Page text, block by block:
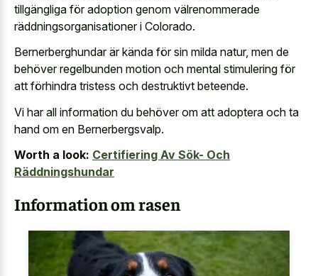
tillgängliga för adoption genom välrenommerade
räddningsorganisationer i Colorado.
Bernerberghundar är kända för sin milda natur, men de
behöver regelbunden motion och mental stimulering för
att förhindra tristess och destruktivt beteende.
Vi har all information du behöver om att adoptera och ta
hand om en Bernerbergsvalp.
Worth a look: Certifiering Av Sök- Och
Räddningshundar
Information om rasen